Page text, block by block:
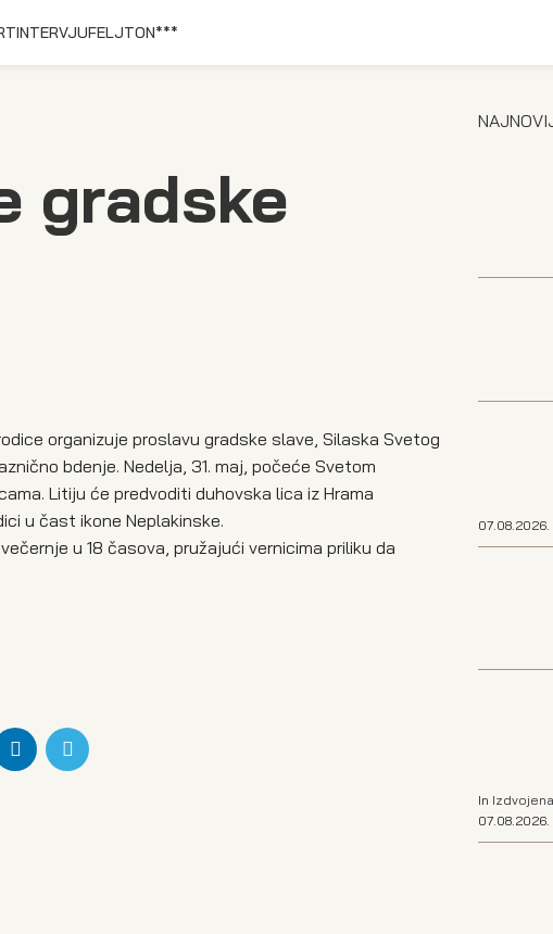
INTERVJUFELJTON***
gradske
organizuje proslavu gradske slave, Silaska Svetog
bdenje. Nedelja, 31. maj, počeće Svetom
Litiju će predvoditi duhovska lica iz Hrama
u čast ikone Neplakinske.
u 18 časova, pružajući vernicima priliku da
07.08.2026.
In
07.08.2026.